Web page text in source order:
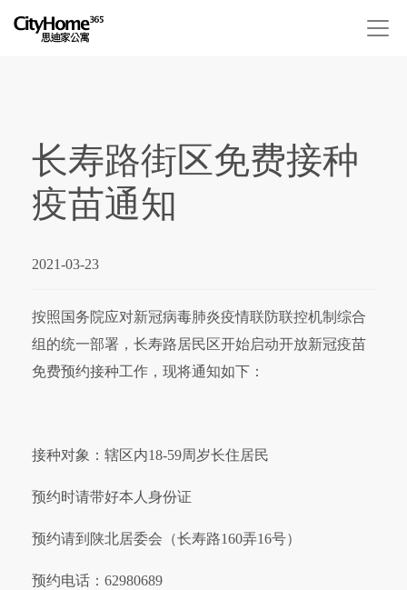
长寿路街区免费接种
疫苗通知
2021-03-23
按照国务院应对新冠病毒肺炎疫情联防联控机制综合
组的统一部署，长寿路居民区开始启动开放新冠疫苗
免费预约接种工作，现将通知如下：
接种对象：辖区内18-59周岁长住居民
预约时请带好本人身份证
预约请到陕北居委会（长寿路160弄16号）
预约电话：62980689